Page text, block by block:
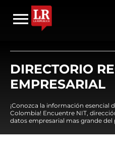
DIRECTORIO
EMPRESARIAL
¡Conozca la información esencial
Colombia! Encuentre NIT,
datos empresarial mas grande del